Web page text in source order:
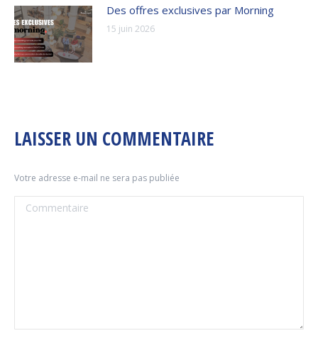
Des offres exclusives par Morning
15 juin 2026
LAISSER UN COMMENTAIRE
Votre adresse e-mail ne sera pas publiée
Commentaire